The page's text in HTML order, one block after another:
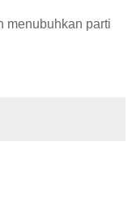
menubuhkan parti